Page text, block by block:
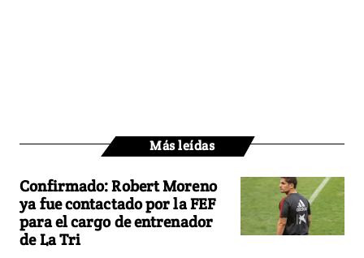
Más leídas
Confirmado: Robert Moreno
ya fue contactado por la FEF
para el cargo de entrenador
de La Tri